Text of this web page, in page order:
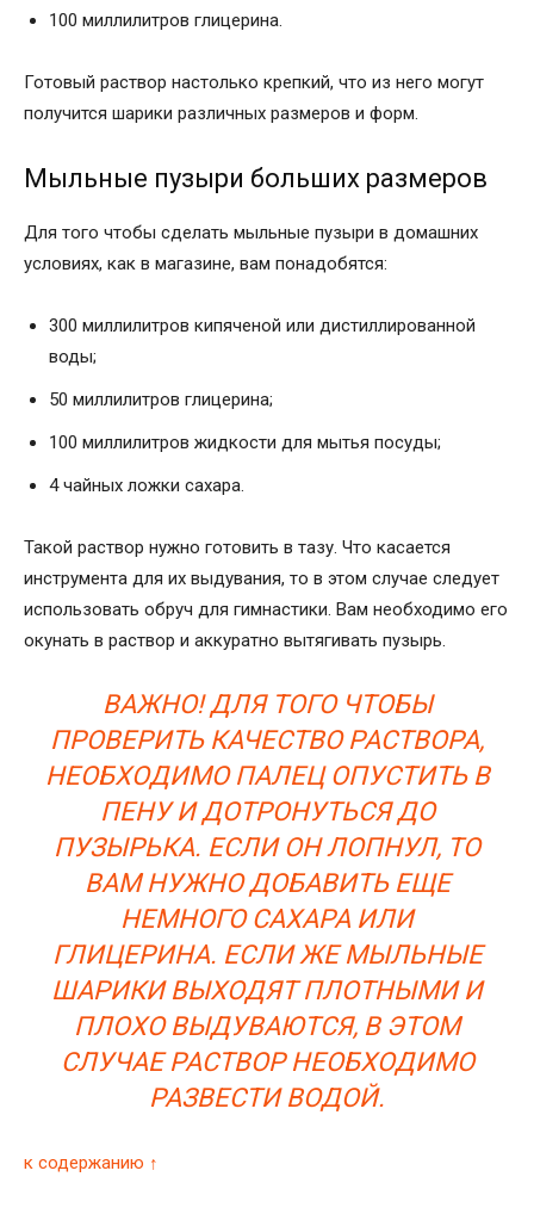
100 миллилитров глицерина.
Готовый раствор настолько крепкий, что из него могут
получится шарики различных размеров и форм.
Мыльные пузыри больших размеров
Для того чтобы сделать мыльные пузыри в домашних
условиях, как в магазине, вам понадобятся:
300 миллилитров кипяченой или дистиллированной
воды;
50 миллилитров глицерина;
100 миллилитров жидкости для мытья посуды;
4 чайных ложки сахара.
Такой раствор нужно готовить в тазу. Что касается
инструмента для их выдувания, то в этом случае следует
использовать обруч для гимнастики. Вам необходимо его
окунать в раствор и аккуратно вытягивать пузырь.
ВАЖНО! ДЛЯ ТОГО ЧТОБЫ
ПРОВЕРИТЬ КАЧЕСТВО РАСТВОРА,
НЕОБХОДИМО ПАЛЕЦ ОПУСТИТЬ В
ПЕНУ И ДОТРОНУТЬСЯ ДО
ПУЗЫРЬКА. ЕСЛИ ОН ЛОПНУЛ, ТО
ВАМ НУЖНО ДОБАВИТЬ ЕЩЕ
НЕМНОГО САХАРА ИЛИ
ГЛИЦЕРИНА. ЕСЛИ ЖЕ МЫЛЬНЫЕ
ШАРИКИ ВЫХОДЯТ ПЛОТНЫМИ И
ПЛОХО ВЫДУВАЮТСЯ, В ЭТОМ
СЛУЧАЕ РАСТВОР НЕОБХОДИМО
РАЗВЕСТИ ВОДОЙ.
к содержанию ↑